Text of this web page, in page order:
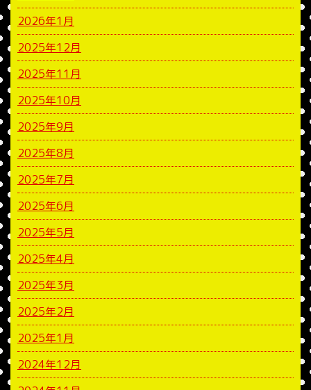
2026年1月
2025年12月
2025年11月
2025年10月
2025年9月
2025年8月
2025年7月
2025年6月
2025年5月
2025年4月
2025年3月
2025年2月
2025年1月
2024年12月